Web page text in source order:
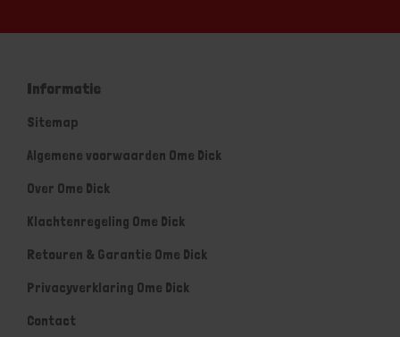
Informatie
Sitemap
Algemene voorwaarden Ome Dick
Over Ome Dick
Klachtenregeling Ome Dick
Retouren & Garantie Ome Dick
Privacyverklaring Ome Dick
Contact